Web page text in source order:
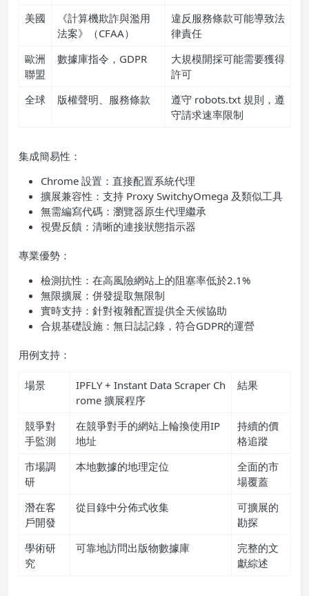
美國
《計算機欺詐與濫用
法案》（CFAA）
違反服務條款可能導致法
律責任
歐洲
聯盟
數據庫指令，GDPR
大規模開採可能需要獲得
許可
全球
版權聲明、服務條款
遵守 robots.txt 規則，遵
守請求速率限制
集成簡易性：
Chrome 設置：直接配置系統代理
擴展兼容性：支持 Proxy SwitchyOmega 及類似工具
無需編寫代碼：瀏覽器原生代理繼承
視覺反饋：清晰的連接狀態指示器
專業優勢：
檢測抗性：在高風險網站上的阻塞率低於2.1%
無限擴展：併發提取無限制
實時支持：針對複雜配置提供全天候協助
合規基礎設施：無日誌記錄，符合GDPR的運營
用例支持：
場景
IPFLY + Instant Data Scraper Ch
rome 擴展程序
結果
競爭對
手監測
在競爭對手的網站上輪換使用IP
地址
持續的價
格追蹤
市場調
研
本地數據的地理定位
全面的市
場覆蓋
潛在客
戶開發
從目錄中分佈式收集
可擴展的
勘探
學術研
究
可靠地訪問出版物數據庫
完整的文
獻綜述